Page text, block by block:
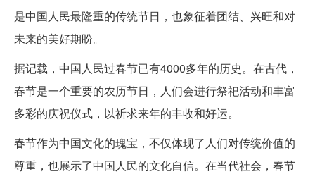
是中国人民最隆重的传统节日，也象征着团结、兴旺和对
未来的美好期盼。
据记载，中国人民过春节已有4000多年的历史。在古代，
春节是一个重要的农历节日，人们会进行祭祀活动和丰富
多彩的庆祝仪式，以祈求来年的丰收和好运。
春节作为中国文化的瑰宝，不仅体现了人们对传统价值的
尊重，也展示了中国人民的文化自信。在当代社会，春节